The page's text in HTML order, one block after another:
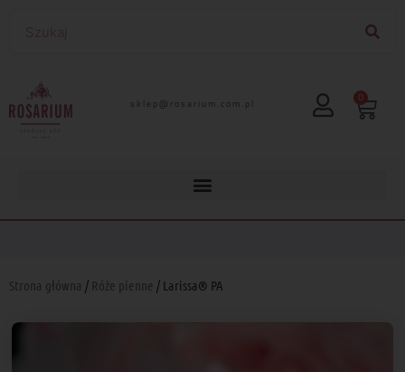
lp.moc.muirasor@pelks 0
Strona główna / Róże pienne / Larissa® PA